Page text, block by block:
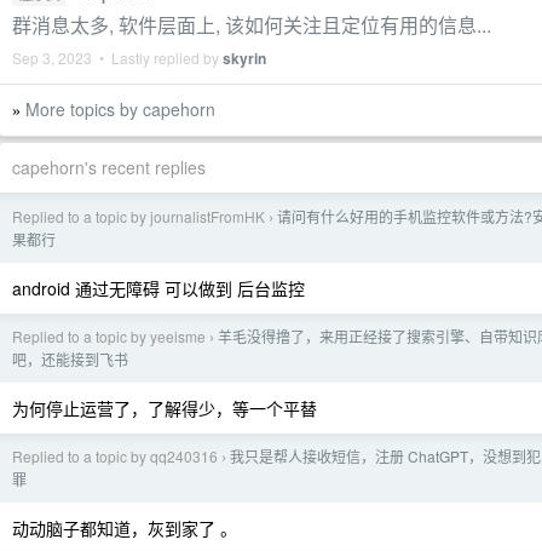
群消息太多, 软件层面上, 该如何关注且定位有用的信息...
Sep 3, 2023 • Lastly replied byskyrin
» More topics by capehorn
capehorn's recent replies
Replied to a topic by journalistFromHK › 请问有什么好用的手机监控软件或方法?
果都行
android 通过无障碍 可以做到 后台监控
Replied to a topic by yeeisme › 羊毛没得撸了，来用正经接了搜索引擎、自带知识
吧，还能接到飞书
为何停止运营了，了解得少，等一个平替
Replied to a topic by qq240316 › 我只是帮人接收短信，注册 ChatGPT，没想到
罪
动动脑子都知道，灰到家了 。